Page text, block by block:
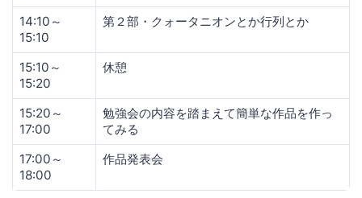
14:10～
15:10
第２部・クォータニオンとか行列とか
15:10～
15:20
休憩
15:20～
17:00
勉強会の内容を踏まえて簡単な作品を作っ
てみる
17:00～
18:00
作品発表会